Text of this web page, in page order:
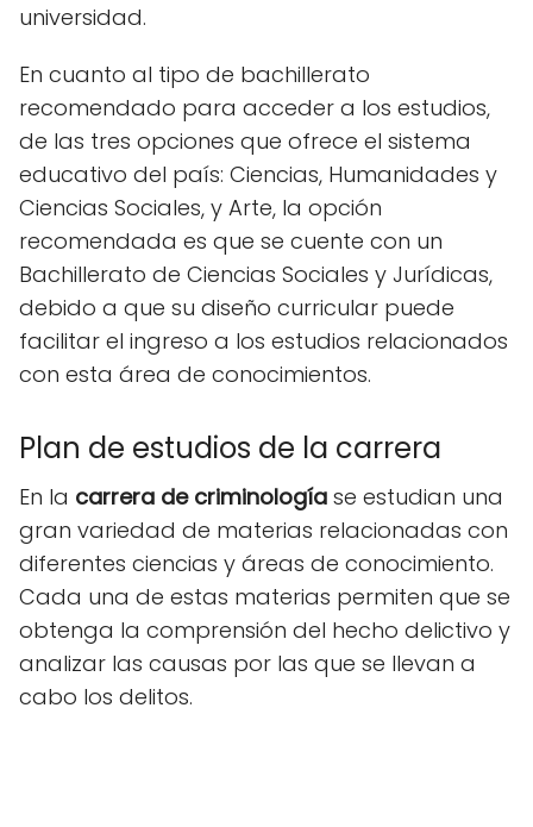
universidad.
En cuanto al tipo de bachillerato
recomendado para acceder a los estudios,
de las tres opciones que ofrece el sistema
educativo del país: Ciencias, Humanidades y
Ciencias Sociales, y Arte, la opción
recomendada es que se cuente con un
Bachillerato de Ciencias Sociales y Jurídicas,
debido a que su diseño curricular puede
facilitar el ingreso a los estudios relacionados
con esta área de conocimientos.
Plan de estudios de la carrera
En la carrera de criminología se estudian una
gran variedad de materias relacionadas con
diferentes ciencias y áreas de conocimiento.
Cada una de estas materias permiten que se
obtenga la comprensión del hecho delictivo y
analizar las causas por las que se llevan a
cabo los delitos.